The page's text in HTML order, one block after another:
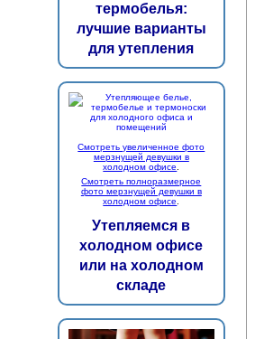
термобелья:
лучшие варианты
для утепления
Смотреть увеличенное фото
мерзнущей девушки в
холодном офисе
Смотреть полноразмерное
фото мерзнущей девушки в
холодном офисе
Утепляемся в
холодном офисе
или на холодном
складе